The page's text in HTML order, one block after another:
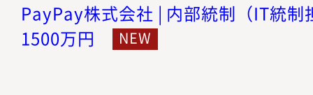
PayPay株式会社 | 内部統制（IT統制
1500万円